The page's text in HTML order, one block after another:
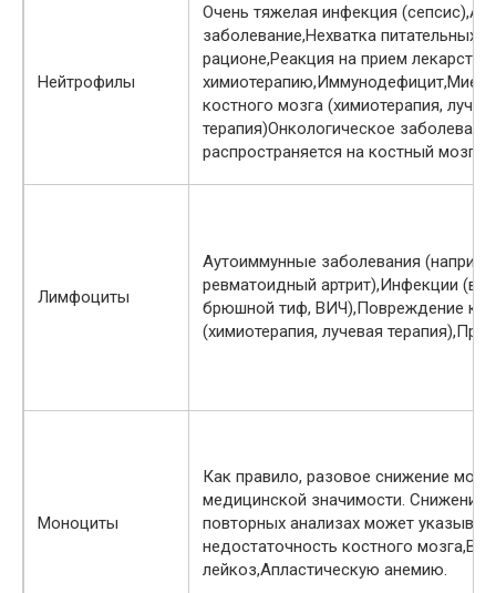
Нейтрофилы
Очень тяжелая инфекция
заболевание,Нехватка питательных
рационе,Реакция на прием лекарств,
костного мозга (химиотерапия,
терапия)Онкологическое
распространяется на костный мозг.
Лимфоциты
Аутоиммунные заболевания
ревматоидный артрит),Инфекции
брюшной тиф, ВИЧ),Повреждение
(химиотерапия, лучевая
Моноциты
Как правило, разовое снижение
медицинской значимости. Снижение
повторных анализах может
недостаточность костного
лейкоз,Апластическую анемию.